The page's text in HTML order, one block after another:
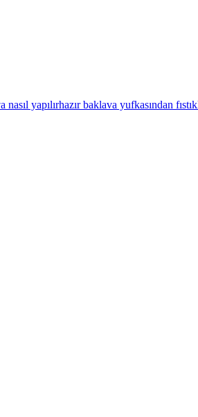
nasıl yapılırhazır baklava yufkasından